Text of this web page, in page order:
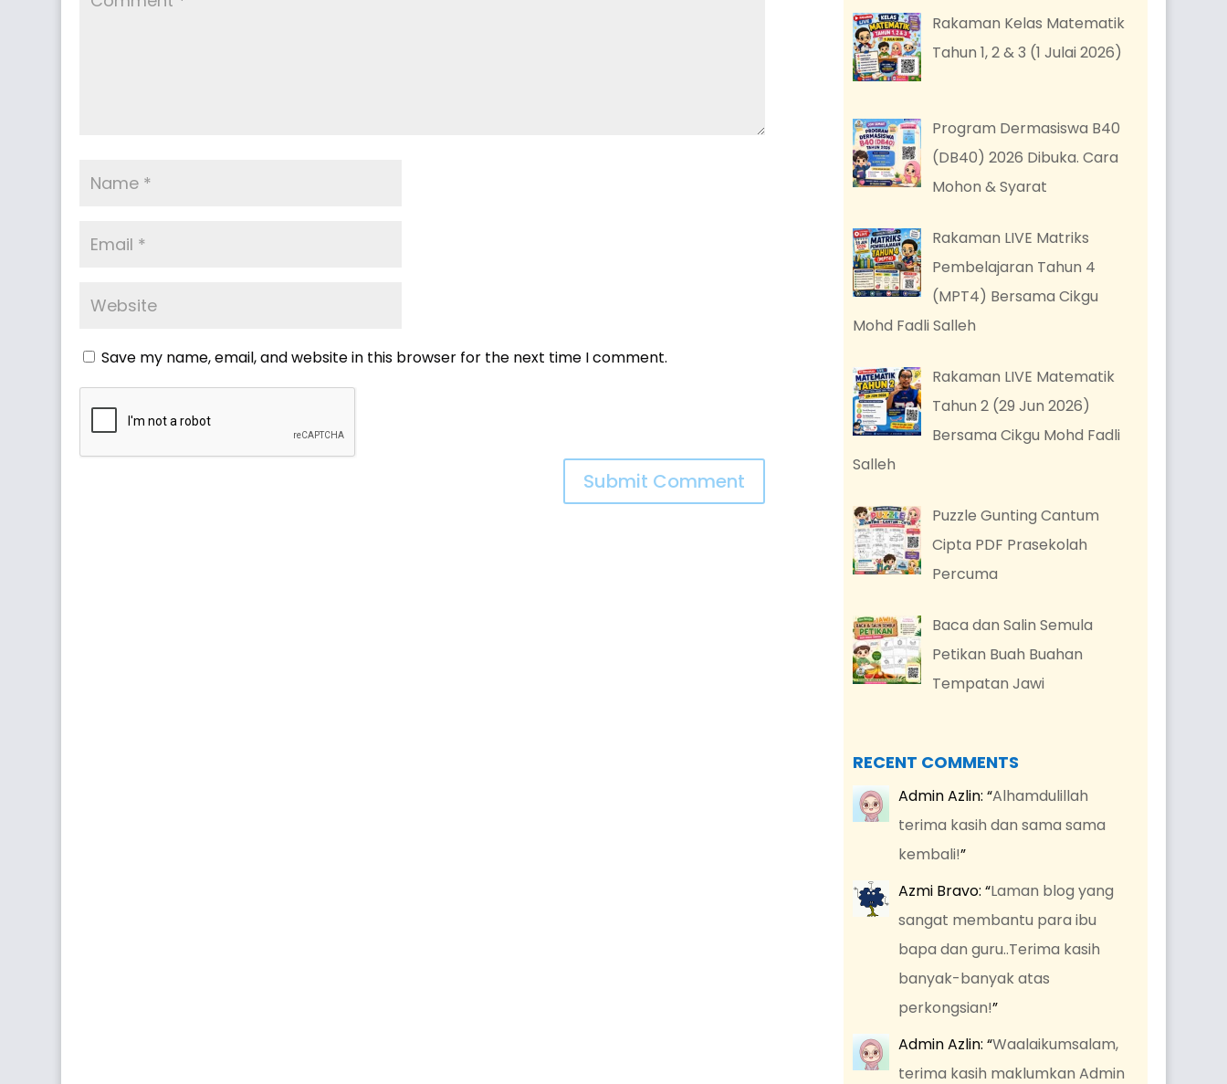
Save my name, email, and website in this browser for the next time I comment.
Submit Comment
Rakaman Kelas Matematik
Tahun 1, 2 & 3 (1 Julai 2026)
Program Dermasiswa B40
(DB40) 2026 Dibuka. Cara
Mohon & Syarat
Rakaman LIVE Matriks
Pembelajaran Tahun 4
(MPT4) Bersama Cikgu
Mohd Fadli Salleh
Rakaman LIVE Matematik
Tahun 2 (29 Jun 2026)
Bersama Cikgu Mohd Fadli
Salleh
Puzzle Gunting Cantum
Cipta PDF Prasekolah
Percuma
Baca dan Salin Semula
Petikan Buah Buahan
Tempatan Jawi
RECENT COMMENTS
Admin Azlin: “Alhamdulillah
terima kasih dan sama sama
kembali!”
Azmi Bravo: “Laman blog yang
sangat membantu para ibu
bapa dan guru..Terima kasih
banyak-banyak atas
perkongsian!”
Admin Azlin: “Waalaikumsalam,
terima kasih maklumkan Admin